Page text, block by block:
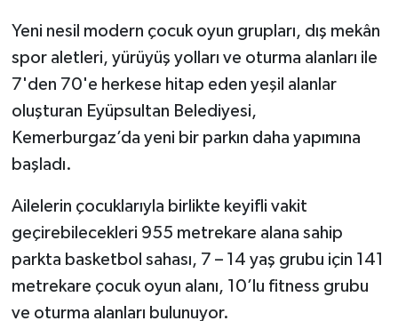
Yeni nesil modern çocuk oyun grupları, dış mekân
spor aletleri, yürüyüş yolları ve oturma alanları ile
7'den 70'e herkese hitap eden yeşil alanlar
oluşturan Eyüpsultan Belediyesi,
Kemerburgaz’da yeni bir parkın daha yapımına
başladı.
Ailelerin çocuklarıyla birlikte keyifli vakit
geçirebilecekleri 955 metrekare alana sahip
parkta basketbol sahası, 7 – 14 yaş grubu için 141
metrekare çocuk oyun alanı, 10’lu fitness grubu
ve oturma alanları bulunuyor.